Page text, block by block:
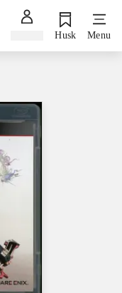
Husk Menu